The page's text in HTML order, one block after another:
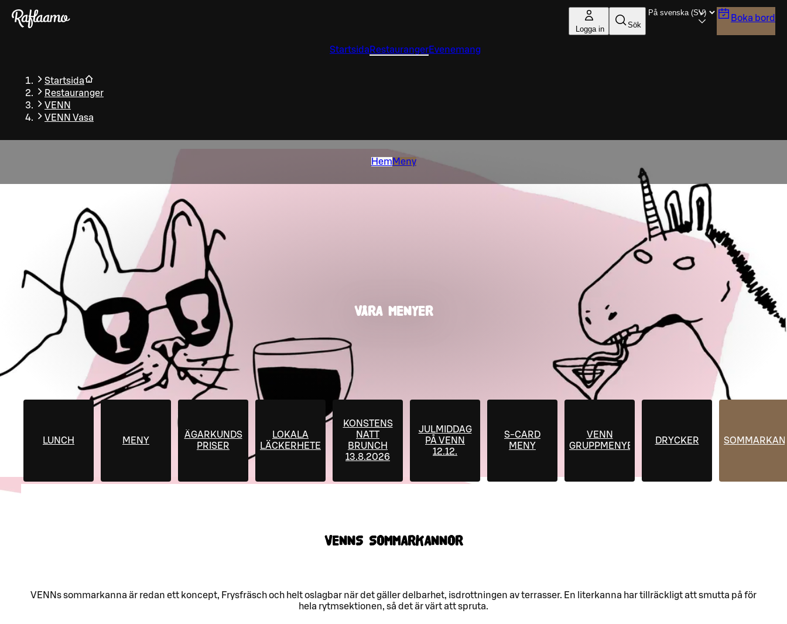
Gå till huvudinnehållet
Logga in Sök
Boka bord
Startsida RestaurangerEvenemang
Startsida
Restauranger
VENN
VENN Vasa
Hem Meny
VÅRA MENYER
LUNCH MENY
ÄGARKUNDS
PRISER
LOKALA
LÄCKERHETER!
KONSTENS
NATT
BRUNCH
13.8.2026
JULMIDDAG
PÅ VENN
12.12.
S-CARD
MENY
VENN
GRUPPMENYER
DRYCKER
VENNS SOMMARKANNOR
VENNs sommarkanna är redan ett koncept, Frysfräsch och helt oslagbar när det gäller delbarhet, isdrottningen av terrasser. En literkanna har tillräckligt att smutta på för
hela rytmsektionen, så det är värt att spruta.